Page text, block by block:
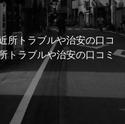
所トラブルや治安の口コ
トラブルや治安の口コミ